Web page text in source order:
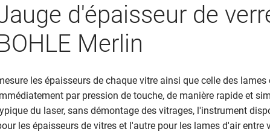
d'épaisseur de
Merlin
les épaisseurs de chaque vitre ainsi que celle des lames
par pression de touche, de manière rapide et
du laser, sans démontage des vitrages, l'instrument
les épaisseurs de vitres et l'autre pour les lames d'air entre